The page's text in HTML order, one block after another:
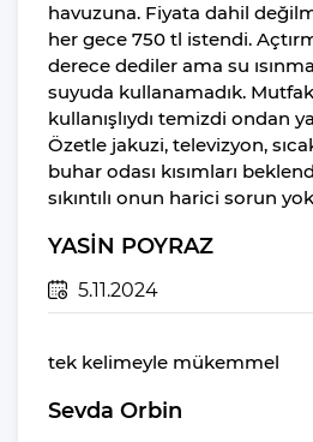
Yiyecek & İçecek
İstediğiniz Zaman
Yemek Yeme
Özgürlüğü
Mikrodalga Fırın
Su Isıtıcı(kettle)
Pişirme Temel
Malzemeleri
Ocak
havuzuna. Fiyata dahil
her gece 750 tl istendi.
derece dediler ama su
suyuda kullanamadık.
kullanışlıydı temizdi ondan
Özetle jakuzi, televizyon,
buhar odası kısımları
sıkıntılı onun harici sorun
YASİN POYRAZ
5.11.2024
tek kelimeyle mükemmel
Sevda Orbin